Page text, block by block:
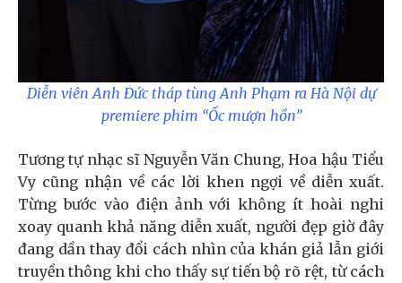
Diễn viên Anh Đức tháp tùng Anh Phạm ra Hà Nội dự
premiere phim “Ốc mượn hồn”
Tương tự nhạc sĩ Nguyễn Văn Chung, Hoa hậu Tiểu
Vy cũng nhận về các lời khen ngợi về diễn xuất.
Từng bước vào điện ảnh với không ít hoài nghi
xoay quanh khả năng diễn xuất, người đẹp giờ đây
đang dần thay đổi cách nhìn của khán giả lẫn giới
truyền thông khi cho thấy sự tiến bộ rõ rệt, từ cách